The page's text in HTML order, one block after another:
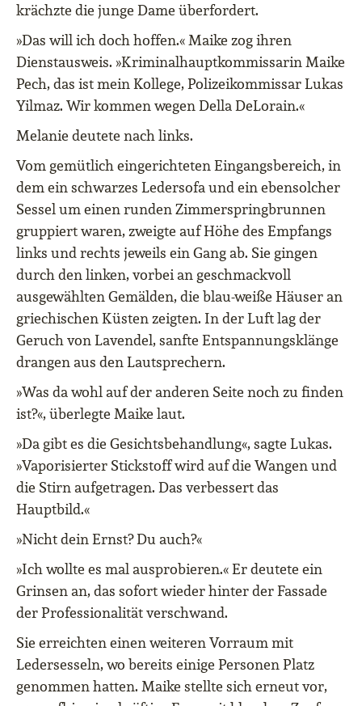
krächzte die junge Dame überfordert.
»Das will ich doch hoffen.« Maike zog ihren
Dienstausweis. »Kriminalhauptkommissarin Maike
Pech, das ist mein Kollege, Polizeikommissar Lukas
Yilmaz. Wir kommen wegen Della DeLorain.«
Melanie deutete nach links.
Vom gemütlich eingerichteten Eingangsbereich, in
dem ein schwarzes Ledersofa und ein ebensolcher
Sessel um einen runden Zimmerspringbrunnen
gruppiert waren, zweigte auf Höhe des Empfangs
links und rechts jeweils ein Gang ab. Sie gingen
durch den linken, vorbei an geschmackvoll
ausgewählten Gemälden, die blau-weiße Häuser an
griechischen Küsten zeigten. In der Luft lag der
Geruch von Lavendel, sanfte Entspannungsklänge
drangen aus den Lautsprechern.
»Was da wohl auf der anderen Seite noch zu finden
ist?«, überlegte Maike laut.
»Da gibt es die Gesichtsbehandlung«, sagte Lukas.
»Vaporisierter Stickstoff wird auf die Wangen und
die Stirn aufgetragen. Das verbessert das
Hauptbild.«
»Nicht dein Ernst? Du auch?«
»Ich wollte es mal ausprobieren.« Er deutete ein
Grinsen an, das sofort wieder hinter der Fassade
der Professionalität verschwand.
Sie erreichten einen weiteren Vorraum mit
Ledersesseln, wo bereits einige Personen Platz
genommen hatten. Maike stellte sich erneut vor,